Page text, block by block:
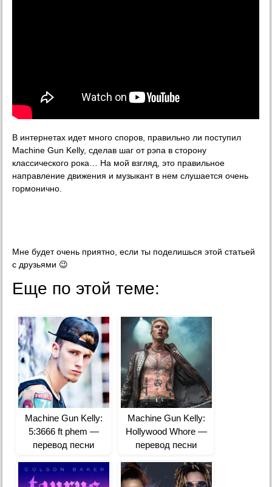
В интернетах идет много споров, правильно ли поступил
Machine Gun Kelly, сделав шаг от рэпа в сторону
классического рока… На мой взгляд, это правильное
направление движения и музыкант в нем слушается очень
гормонично.
Мне будет очень приятно, если ты поделишься этой статьей
с друзьями 😉
Еще по этой теме:
Machine Gun Kelly:
5:3666 ft phem —
перевод песни
Machine Gun Kelly:
Hollywood Whore —
перевод песни